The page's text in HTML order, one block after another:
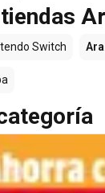
Switch Ara